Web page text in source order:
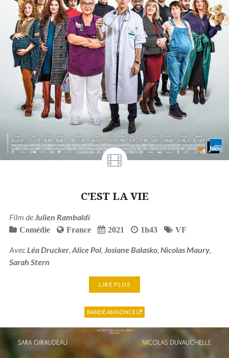
C’EST LA VIE
Film de Julien Rambaldi
Comédie France 2021 1h43 VF
Avec Léa Drucker, Alice Pol, Josiane Balasko, Nicolas Maury,
Sarah Stern
LIRE PLUS
BANDE ANNONCE